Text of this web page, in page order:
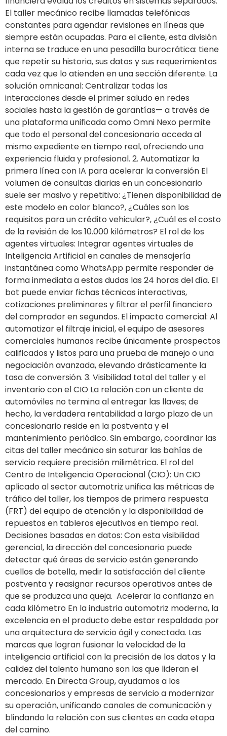
El taller mecánico recibe llamadas telefónicas
constantes para agendar revisiones en líneas que
siempre están ocupadas. Para el cliente, esta división
interna se traduce en una pesadilla burocrática: tiene
que repetir su historia, sus datos y sus requerimientos
cada vez que lo atienden en una sección diferente. La
solución omnicanal: Centralizar todas las
interacciones desde el primer saludo en redes
sociales hasta la gestión de garantías— a través de
una plataforma unificada como Omni Nexo permite
que todo el personal del concesionario acceda al
mismo expediente en tiempo real, ofreciendo una
experiencia fluida y profesional. 2. Automatizar la
primera línea con IA para acelerar la conversión El
volumen de consultas diarias en un concesionario
suele ser masivo y repetitivo: ¿Tienen disponibilidad de
este modelo en color blanco?, ¿Cuáles son los
requisitos para un crédito vehicular?, ¿Cuál es el costo
de la revisión de los 10.000 kilómetros? El rol de los
agentes virtuales: Integrar agentes virtuales de
Inteligencia Artificial en canales de mensajería
instantánea como WhatsApp permite responder de
forma inmediata a estas dudas las 24 horas del día. El
bot puede enviar fichas técnicas interactivas,
cotizaciones preliminares y filtrar el perfil financiero
del comprador en segundos. El impacto comercial: Al
automatizar el filtraje inicial, el equipo de asesores
comerciales humanos recibe únicamente prospectos
calificados y listos para una prueba de manejo o una
negociación avanzada, elevando drásticamente la
tasa de conversión. 3. Visibilidad total del taller y el
inventario con el CIO La relación con un cliente de
automóviles no termina al entregar las llaves; de
hecho, la verdadera rentabilidad a largo plazo de un
concesionario reside en la postventa y el
mantenimiento periódico. Sin embargo, coordinar las
citas del taller mecánico sin saturar las bahías de
servicio requiere precisión milimétrica. El rol del
Centro de Inteligencia Operacional (CIO): Un CIO
aplicado al sector automotriz unifica las métricas de
tráfico del taller, los tiempos de primera respuesta
(FRT) del equipo de atención y la disponibilidad de
repuestos en tableros ejecutivos en tiempo real.
Decisiones basadas en datos: Con esta visibilidad
gerencial, la dirección del concesionario puede
detectar qué áreas de servicio están generando
cuellos de botella, medir la satisfacción del cliente
postventa y reasignar recursos operativos antes de
que se produzca una queja. Acelerar la confianza en
cada kilómetro En la industria automotriz moderna, la
excelencia en el producto debe estar respaldada por
una arquitectura de servicio ágil y conectada. Las
marcas que logran fusionar la velocidad de la
inteligencia artificial con la precisión de los datos y la
calidez del talento humano son las que lideran el
mercado. En Directa Group, ayudamos a los
concesionarios y empresas de servicio a modernizar
su operación, unificando canales de comunicación y
blindando la relación con sus clientes en cada etapa
del camino.